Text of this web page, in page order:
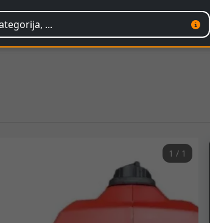
1 / 1